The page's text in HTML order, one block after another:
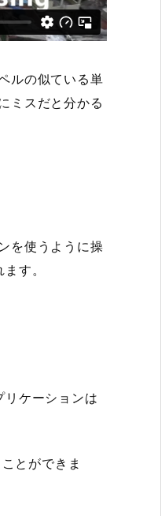
ルの似ている単
ミスだと分かる
を使うように操
す。
リケーションは
とができま